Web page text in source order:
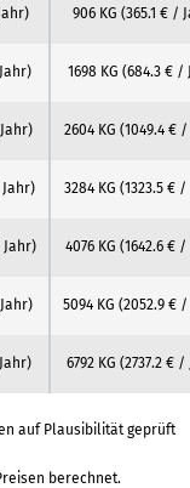
906 KG (365.1 € /
1698 KG (684.3 € /
2604 KG (1049.4 €
Jahr) 3284 KG (1323.5 € /
Jahr) 4076 KG (1642.6 € /
5094 KG (2052.9 €
6792 KG (2737.2 € /
auf Plausibilität geprüft
berechnet.